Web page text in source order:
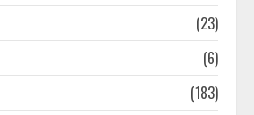
(23)
(6)
(183)
नैनीताल और मसूरी में सप्ताहांत से पहले
पर्यटकों की बढ़ी आवाजाही, पर्यटन कारोबार
में लौटी रौनक